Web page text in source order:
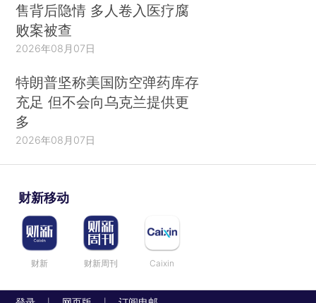
售背后隐情 多人卷入医疗腐
败案被查
2026年08月07日
特朗普坚称美国防空弹药库存
充足 但不会向乌克兰提供更
多
2026年08月07日
财新移动
财新 财新周刊 Caixin